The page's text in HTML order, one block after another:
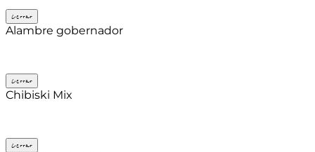
Cerrar
Alambre gobernador
Cerrar
Chibiski Mix
Cerrar